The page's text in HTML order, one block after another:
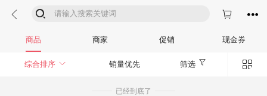
  

商品 商家 促销 现金券
综合排序  销量优先 筛选 
已经到底了